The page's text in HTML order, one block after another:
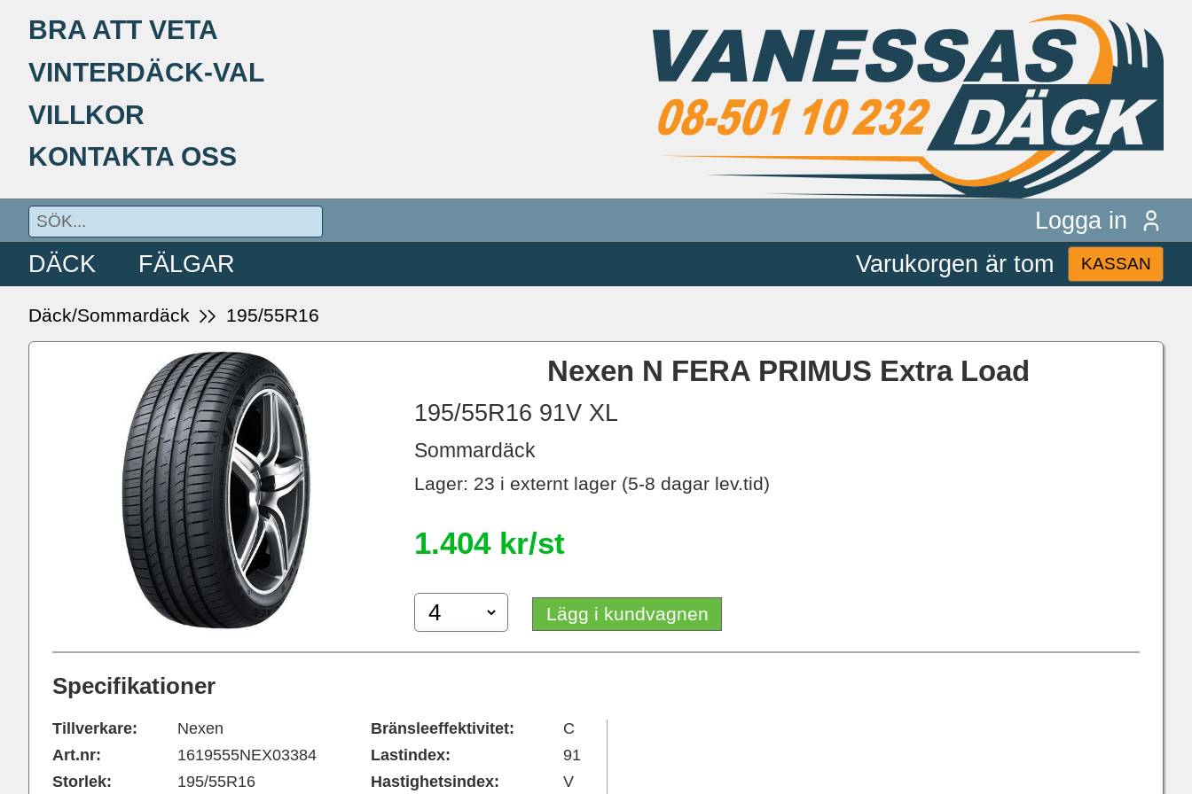
BRA ATT VETA
VINTERDÄCK-VAL
VILLKOR
KONTAKTA OSS
Logga in
DÄCK
FÄLGAR Varukorgen är tom KASSAN
Däck/Sommardäck 195/55R16
Nexen N FERA PRIMUS Extra Load
195/55R16 91V XL
Sommardäck
Lager: 23 i externt lager (5-8 dagar lev.tid)
1.404 kr/st
Lägg i kundvagnen
Specifikationer
Tillverkare:
Art.nr:
Storlek:
Nexen
1619555NEX03384
195/55R16
Bränsleeffektivitet:
Lastindex:
Hastighetsindex:
C
91
V